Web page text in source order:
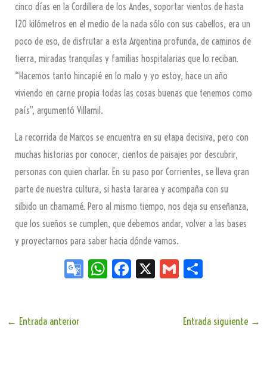
cinco días en la Cordillera de los Andes, soportar vientos de hasta
120 kilómetros en el medio de la nada sólo con sus cabellos, era un
poco de eso, de disfrutar a esta Argentina profunda, de caminos de
tierra, miradas tranquilas y familias hospitalarias que lo reciban.
“Hacemos tanto hincapié en lo malo y yo estoy, hace un año
viviendo en carne propia todas las cosas buenas que tenemos como
país”, argumentó Villamil.
La recorrida de Marcos se encuentra en su etapa decisiva, pero con
muchas historias por conocer, cientos de paisajes por descubrir,
personas con quien charlar. En su paso por Corrientes, se lleva gran
parte de nuestra cultura, si hasta tararea y acompaña con su
silbido un chamamé. Pero al mismo tiempo, nos deja su enseñanza,
que los sueños se cumplen, que debemos andar, volver a las bases
y proyectarnos para saber hacia dónde vamos.
Go W
Fa
X
G
← Entrada anterior Entrada siguiente →